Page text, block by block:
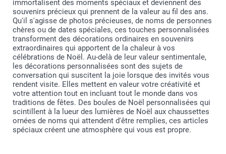
immortalisent des moments spéciaux et deviennent des
souvenirs précieux qui prennent de la valeur au fil des ans.
Qu'il s'agisse de photos précieuses, de noms de personnes
chères ou de dates spéciales, ces touches personnalisées
transforment des décorations ordinaires en souvenirs
extraordinaires qui apportent de la chaleur à vos
célébrations de Noël. Au-delà de leur valeur sentimentale,
les décorations personnalisées sont des sujets de
conversation qui suscitent la joie lorsque des invités vous
rendent visite. Elles mettent en valeur votre créativité et
votre attention tout en incluant tout le monde dans vos
traditions de fêtes. Des boules de Noël personnalisées qui
scintillent à la lueur des lumières de Noël aux chaussettes
ornées de noms qui attendent d'être remplies, ces articles
spéciaux créent une atmosphère qui vous est propre.